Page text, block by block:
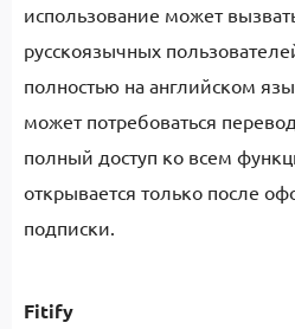
использование может
русскоязычных
полностью на английском
может потребоваться
полный доступ ко всем
открывается только после
подписки.
Fitify